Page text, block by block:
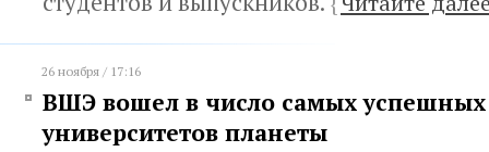
26 ноября / 17:16
ВШЭ вошел в число самых
университетов планеты